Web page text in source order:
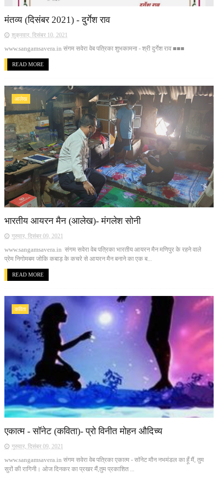
मंतव्य (दिसंबर 2021) - दुर्गेश राव
शुक्रवार, दिसंबर 10, 2021
www.sangamsavera.in संगम सवेरा वेब पत्रिका शुभकामना - श्री दुर्गेश राव ■■■
READ MORE
आलेख
भारतीय आयरन मैन (आलेख)- मंगलेश सोनी
गुरुवार, दिसंबर 09, 2021
www.sangamsavera.in संगम सवेरा वेब पत्रिका भारतीय आयरन मैन मणिपुर के रहने वाले
प्रेम निगोमबम जोकि कबाड़ के कचरे से आयरन मैन बनाने का एक ब...
READ MORE
कविता
एकात्म - सॉनेट (कविता)- प्रो विनीत मोहन औदिच्य
गुरुवार, दिसंबर 09, 2021
www.sangamsavera.in संगम सवेरा वेब पत्रिका एकात्म - सॉनेट मौन नभमंडल का हूँ मैं, तुम
सुरों की रागिनी। ओज दिनकर का प्रखर मैं,तुम प्रकाशित ...